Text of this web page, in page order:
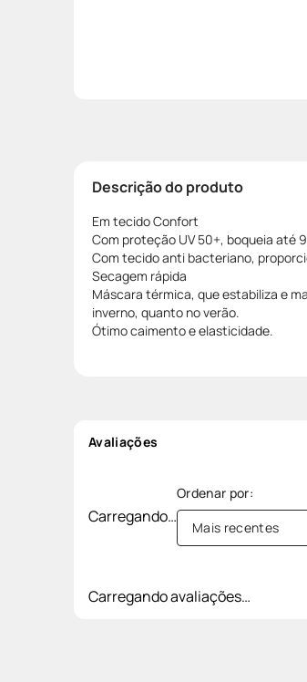
Descrição do produto
Em tecido Confort
Com proteção UV 50+, boqueia até
Com tecido anti bacteriano,
Secagem rápida
Máscara térmica, que estabiliza e
inverno, quanto no verão.
Ótimo caimento e elasticidade.
Avaliações
Carregando…
Mais recentes
Carregando avaliações…